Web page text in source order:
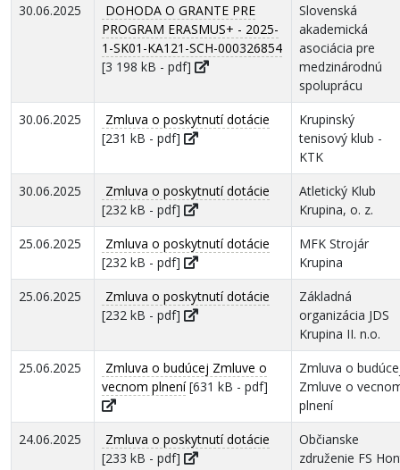
30.06.2025
DOHODA O GRANTE PRE
PROGRAM ERASMUS+ - 2025-
1-SK01-KA121-SCH-000326854
[3 198 kB - pdf]
Slovenská
akademická
asociácia pre
medzinárodnú
spoluprácu
30.06.2025
Zmluva o poskytnutí dotácie
[231 kB - pdf]
Krupinský
tenisový klub -
KTK
30.06.2025
Zmluva o poskytnutí dotácie
[232 kB - pdf]
Atletický Klub
Krupina, o. z.
25.06.2025
Zmluva o poskytnutí dotácie
[232 kB - pdf]
MFK Strojár
Krupina
25.06.2025
Zmluva o poskytnutí dotácie
[232 kB - pdf]
Základná
organizácia JDS
Krupina II. n.o.
25.06.2025
Zmluva o budúcej Zmluve o
vecnom plnení[631 kB - pdf]
Zmluva o
Zmluve o
plnení
24.06.2025
Zmluva o poskytnutí dotácie
[233 kB - pdf]
Občianske
združenie FS